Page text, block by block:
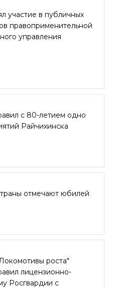
участие в публичных
правоприменительной
управления
с 80-летием одно
Райчихинска
отмечают юбилей
роста"
лицензионно-
Росгвардии с